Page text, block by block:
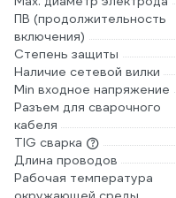
ПВ (продолжительность
включения)
Степень защиты
Наличие сетевой вилки
Min входное напряжение
Разъем для сварочного
кабеля
TIG сварка
Длина проводов
Рабочая температура